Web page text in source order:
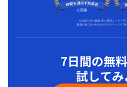
7日間の無
試してみ